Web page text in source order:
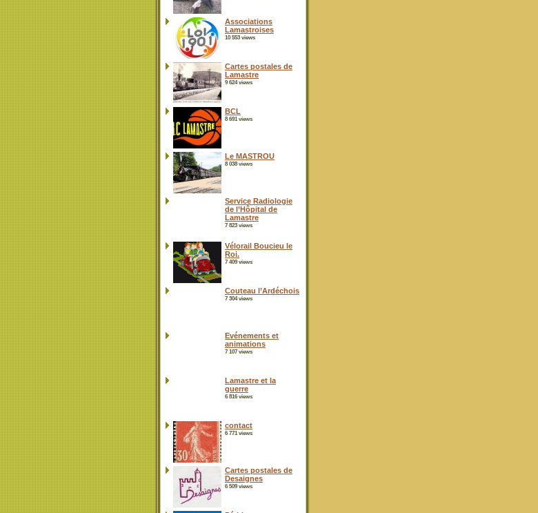
Associations
Lamastroises
10 553 views
Cartes postales de
Lamastre
9 624 views
BCL
8 691 views
Le MASTROU
8 038 views
Service Radiologie
de l’Hôpital de
Lamastre
7 823 views
Vélorail Boucieu le
Roi.
7 409 views
Couteau l’Ardéchois
7 304 views
Evénements et
animations
7 107 views
Lamastre et la
guerre
6 816 views
contact
6 771 views
Cartes postales de
Desaignes
6 509 views